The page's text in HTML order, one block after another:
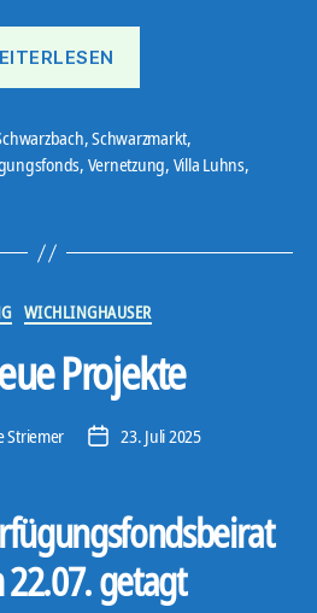
,Schwarzmarkt,
, Vernetzung, Villa Luhns,
Kategorien
WICHLINGHAUSER
Projekte
Striemer Veröffentlichungsdatum
23. Juli 2025
getagt